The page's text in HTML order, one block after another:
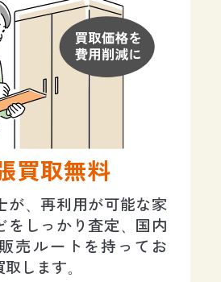
買取無料
が、再利用が可能な家
をしっかり査定、国内
売ルートを持ってお
します。